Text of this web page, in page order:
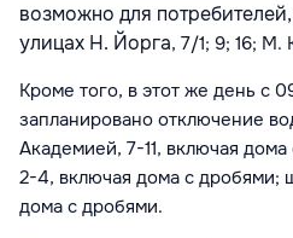
возможно для
улицах Н. Йорга, 7/1; 9; 16; М.
Кроме того, в этот же день с
запланировано отключение
Академией, 7-11, включая
2-4, включая дома с дробями;
дома с дробями.